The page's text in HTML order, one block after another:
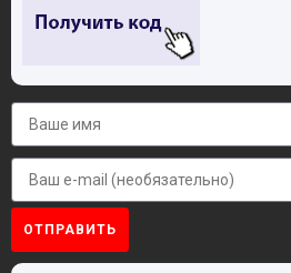
ОТПРАВИТЬ